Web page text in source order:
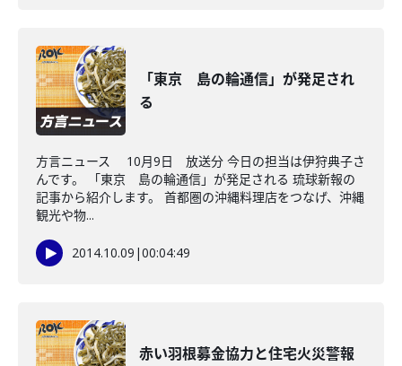
「東京 島の輪通信」が発足され
る
方言ニュース 10月9日 放送分 今日の担当は伊狩典子さ
んです。 「東京 島の輪通信」が発足される 琉球新報の
記事から紹介します。 首都圏の沖縄料理店をつなげ、沖縄
観光や物...
2014.10.09 |00:04:49
赤い羽根募金協力と住宅火災警報